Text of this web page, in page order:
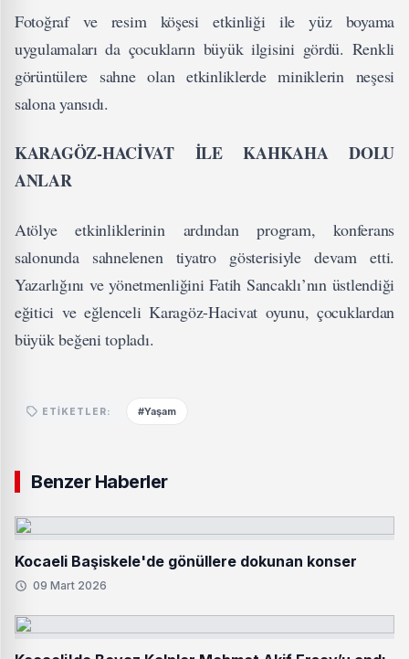
Fotoğraf ve resim köşesi etkinliği ile yüz boyama
uygulamaları da çocukların büyük ilgisini gördü. Renkli
görüntülere sahne olan etkinliklerde miniklerin neşesi
salona yansıdı.
KARAGÖZ-HACİVAT İLE KAHKAHA DOLU
ANLAR
Atölye etkinliklerinin ardından program, konferans
salonunda sahnelenen tiyatro gösterisiyle devam etti.
Yazarlığını ve yönetmenliğini Fatih Sancaklı’nın üstlendiği
eğitici ve eğlenceli Karagöz-Hacivat oyunu, çocuklardan
büyük beğeni topladı.
ETIKETLER: #Yaşam
Benzer Haberler
Kocaeli Başiskele'de gönüllere dokunan konser
09 Mart 2026